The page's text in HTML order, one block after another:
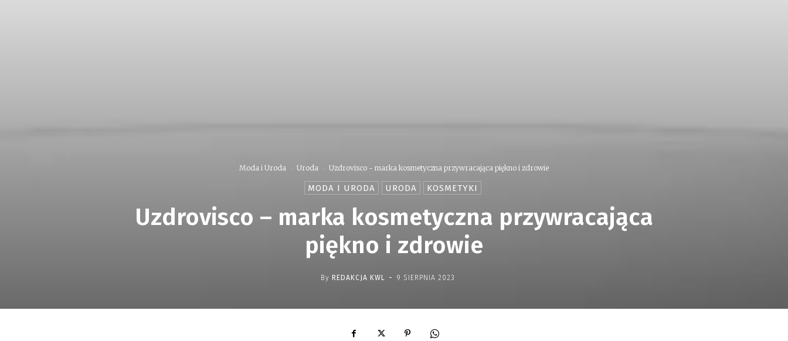
Moda i Uroda Uroda Uzdrovisco - marka kosmetyczna przywracająca piękno i zdrowie
MODA I URODA URODA KOSMETYKI
Uzdrovisco – marka kosmetyczna przywracająca
piękno i zdrowie
By REDAKCJA KWL - 9 SIERPNIA 2023